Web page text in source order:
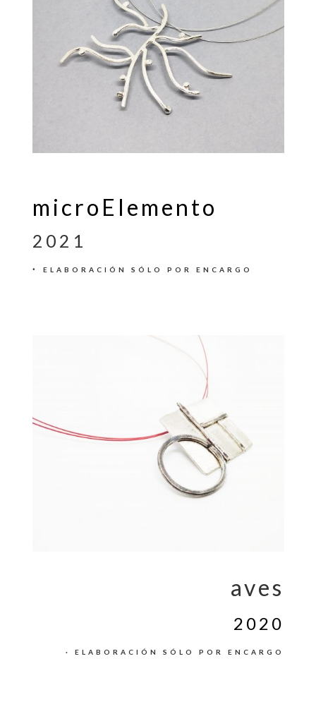
microElemento
2021
· ELABORACIÓN SÓLO POR ENCARGO
aves
2020
· ELABORACIÓN SÓLO POR ENCARGO